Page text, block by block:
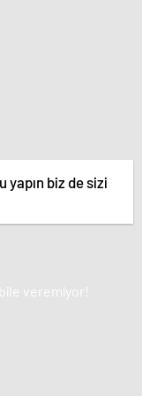
yapın biz de sizi